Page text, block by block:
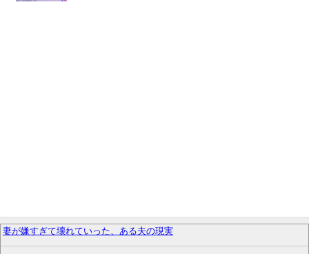
妻が嫌すぎて壊れていった、ある夫の現実